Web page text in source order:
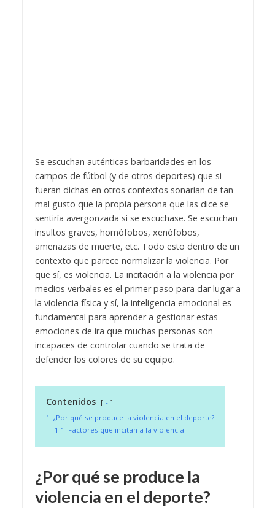
Se escuchan auténticas barbaridades en los
campos de fútbol (y de otros deportes) que si
fueran dichas en otros contextos sonarían de tan
mal gusto que la propia persona que las dice se
sentiría avergonzada si se escuchase. Se escuchan
insultos graves, homófobos, xenófobos,
amenazas de muerte, etc. Todo esto dentro de un
contexto que parece normalizar la violencia. Por
que sí, es violencia. La incitación a la violencia por
medios verbales es el primer paso para dar lugar a
la violencia física y sí, la inteligencia emocional es
fundamental para aprender a gestionar estas
emociones de ira que muchas personas son
incapaces de controlar cuando se trata de
defender los colores de su equipo.
Contenidos
-
1 ¿Por qué se produce la violencia en el deporte?
1.1 Factores que incitan a la violencia.
¿Por qué se produce la
violencia en el deporte?